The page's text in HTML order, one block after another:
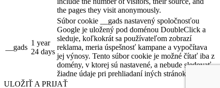
the pages they visit anonymously.
__gads
1 year
24 days
Súbor cookie __gads nastavený spoločnosťou
Google je uložený pod doménou DoubleClick a
sleduje, koľkokrát sa používateľom zobrazí
reklama, meria úspešnosť kampane a vypočítava
jej výnosy. Tento súbor cookie je možné čítať iba z
domény, v ktorej sú nastavené, a nebude sledovať
žiadne údaje pri prehliadaní iných stránok.
ULOŽIŤ A PRIJAŤ